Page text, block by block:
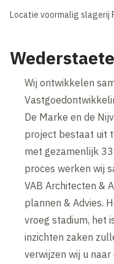
Locatie voormalig slagerij
Wederstaete
Wij ontwikkelen
De Marke en de
project bestaat uit
met gezamenlijk
proces werken wij
VAB Architecten &
plannen & Advies.
vroeg stadium, het
inzichten zaken
verwijzen wij u